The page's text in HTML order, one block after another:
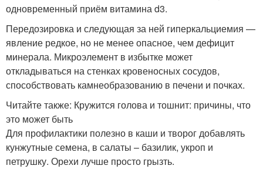
одновременный приём витамина d3.
Передозировка и следующая за ней гиперкальциемия —
явление редкое, но не менее опасное, чем дефицит
минерала. Микроэлемент в избытке может
откладываться на стенках кровеносных сосудов,
способствовать камнеобразованию в печени и почках.
Читайте также: Кружится голова и тошнит: причины, что
это может быть
Для профилактики полезно в каши и творог добавлять
кунжутные семена, в салаты – базилик, укроп и
петрушку. Орехи лучше просто грызть.